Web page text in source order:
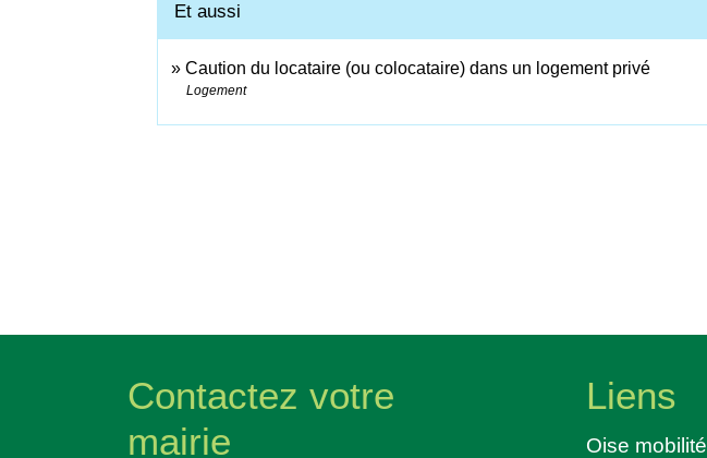
Et aussi
Caution du locataire (ou colocataire) dans un logement privé
Logement
Contactez votre
mairie
Liens
Oise mobilité